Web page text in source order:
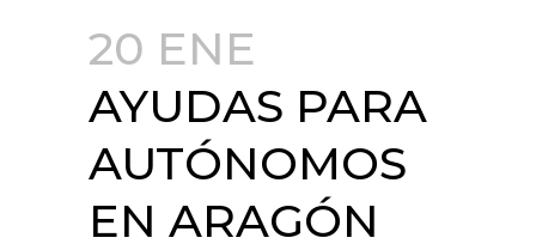
20 ENE
AYUDAS PARA
AUTÓNOMOS
EN ARAGÓN